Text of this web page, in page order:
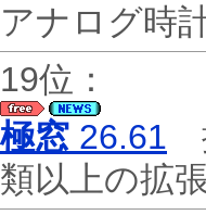
アナログ時
19位：
極窓 26.61
類以上の拡